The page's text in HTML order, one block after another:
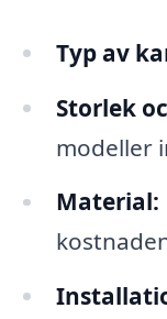
Typ av
Storlek
modeller
Material: